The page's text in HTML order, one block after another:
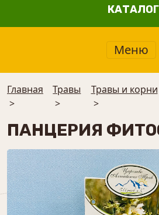
КАТАЛОГ
Меню
Главная
>
Травы
>
Травы и корни
>
ПАНЦЕРИЯ